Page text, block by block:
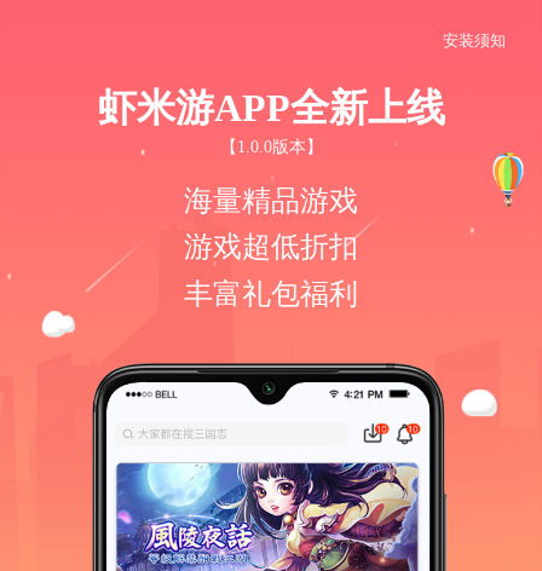
安装须知
虾米游APP全新上线
【1.0.0版本】
海量精品游戏
游戏超低折扣
丰富礼包福利